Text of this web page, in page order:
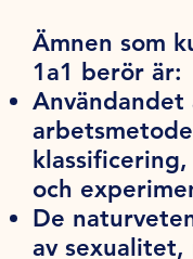
Ämnen som
1a1 berör är:
Användandet
och
De
av sexualitet,